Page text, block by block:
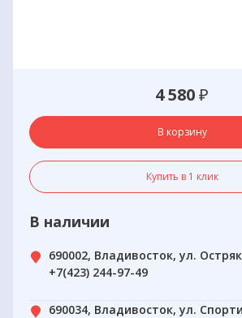
4 580₽
В корзину
Купить в 1 клик
В наличии
690002, Владивосток, ул.
+7(423) 244-97-49
690034, Владивосток, ул.